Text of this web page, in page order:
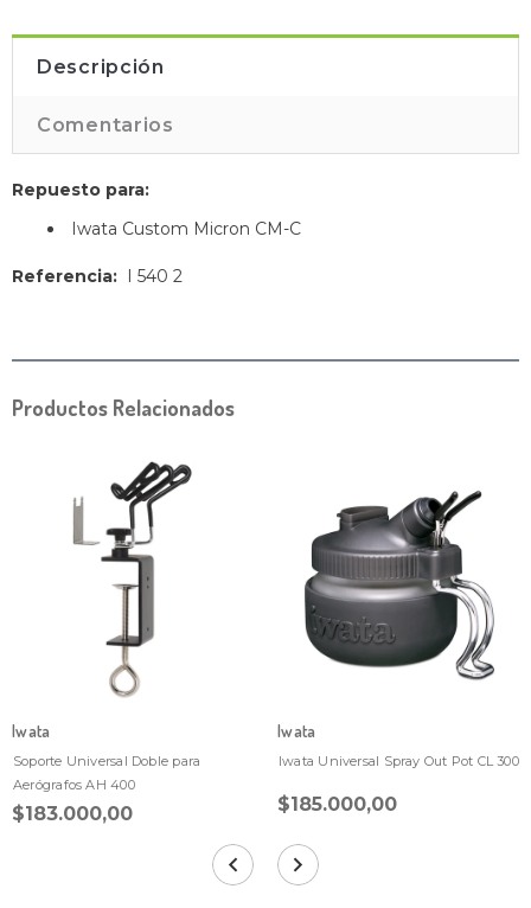
Descripción
Comentarios
Repuesto para:
Iwata Custom Micron CM-C
Referencia: I 540 2
Productos Relacionados
Iwata
Soporte Universal Doble para
Aerógrafos AH 400
$183.000,00
Iwata
Iwata Universal Spray Out Pot CL 300
$185.000,00